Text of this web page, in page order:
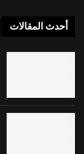
أحدث المقالات